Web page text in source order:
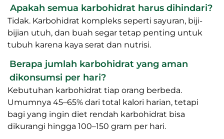
Apakah semua karbohidrat harus dihindari?
Tidak. Karbohidrat kompleks seperti sayuran, biji-
bijian utuh, dan buah segar tetap penting untuk
tubuh karena kaya serat dan nutrisi.
Berapa jumlah karbohidrat yang aman
dikonsumsi per hari?
Kebutuhan karbohidrat tiap orang berbeda.
Umumnya 45–65% dari total kalori harian, tetapi
bagi yang ingin diet rendah karbohidrat bisa
dikurangi hingga 100–150 gram per hari.